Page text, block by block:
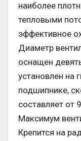
наиболее
тепловыми
эффективное
Диаметр
оснащен
установлен на
подшипнике,
составляет от
Максимум
Крепится на